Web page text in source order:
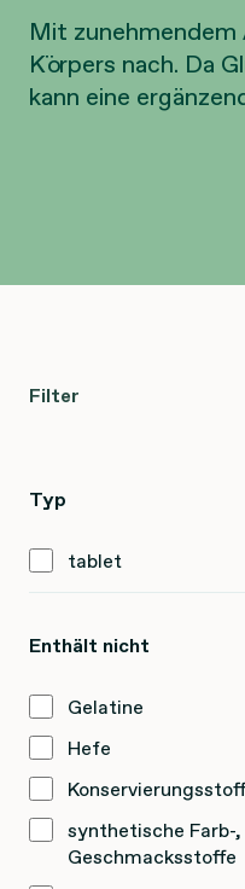
Mit zunehmendem
Körpers nach. Da
kann eine
Filter
Typ
tablet
Enthält nicht
Gelatine
Hefe
synthetische Farb-
Geschmacksstoffe